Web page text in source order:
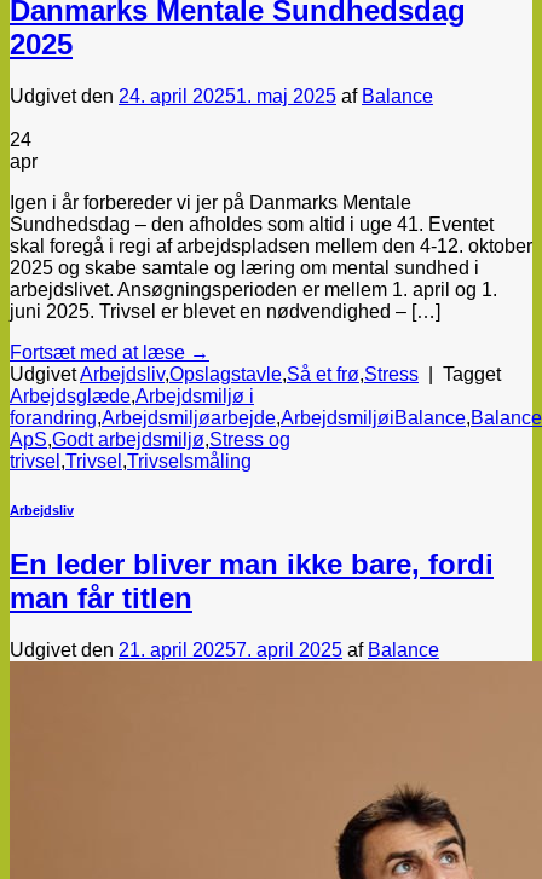
Danmarks Mentale Sundhedsdag
2025
Udgivet den 24. april 20251. maj 2025 af Balance
24
apr
Igen i år forbereder vi jer på Danmarks Mentale
Sundhedsdag – den afholdes som altid i uge 41. Eventet
skal foregå i regi af arbejdspladsen mellem den 4-12. oktober
2025 og skabe samtale og læring om mental sundhed i
arbejdslivet. Ansøgningsperioden er mellem 1. april og 1.
juni 2025. Trivsel er blevet en nødvendighed – […]
Fortsæt med at læse →
UdgivetArbejdsliv,Opslagstavle,Så et frø,Stress
Tagget
Arbejdsglæde,Arbejdsmiljø i
forandring,Arbejdsmiljøarbejde,ArbejdsmiljøiBalance,Balance
ApS,Godt arbejdsmiljø,Stress og
trivsel ,Trivsel ,Trivselsmåling
Arbejdsliv
En leder bliver man ikke bare, fordi
man får titlen
Udgivet den 21. april 20257. april 2025 af Balance